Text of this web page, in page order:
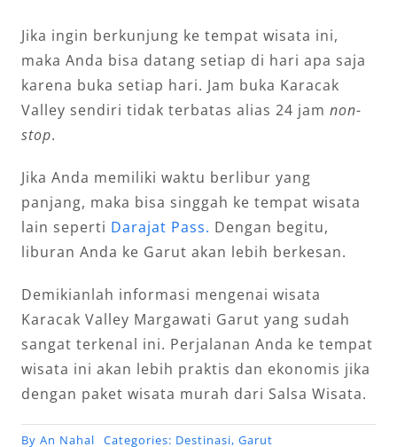
Jika ingin berkunjung ke tempat wisata ini,
maka Anda bisa datang setiap di hari apa saja
karena buka setiap hari. Jam buka Karacak
Valley sendiri tidak terbatas alias 24 jam non-
stop.
Jika Anda memiliki waktu berlibur yang
panjang, maka bisa singgah ke tempat wisata
lain seperti Darajat Pass. Dengan begitu,
liburan Anda ke Garut akan lebih berkesan.
Demikianlah informasi mengenai wisata
Karacak Valley Margawati Garut yang sudah
sangat terkenal ini. Perjalanan Anda ke tempat
wisata ini akan lebih praktis dan ekonomis jika
dengan paket wisata murah dari Salsa Wisata.
By An Nahal Categories: Destinasi, Garut